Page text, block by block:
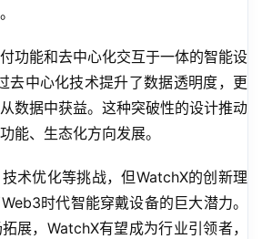
功能和去中心化交互于一体的智能设
去中心化技术提升了数据透明度，更
数据中获益。这种突破性的设计推动
能、生态化方向发展。
术优化等挑战，但WatchX的创新理
时代智能穿戴设备的巨大潜力。
展，WatchX有望成为行业引领者，